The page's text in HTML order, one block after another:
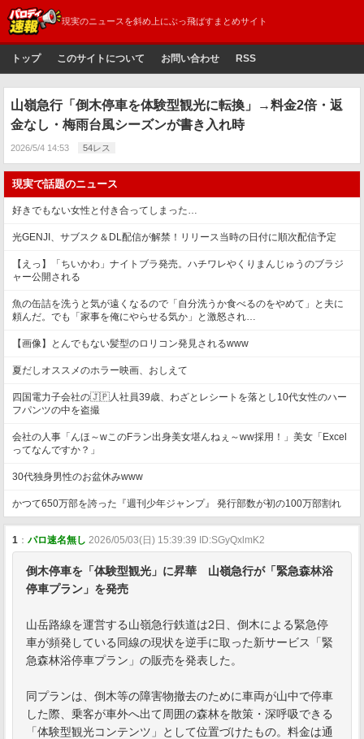
現実のニュースを斜め上にぶっ飛ばすまとめサイト
トップ このサイトについて お問い合わせ RSS
山嶺急行「倒木停車を体験型観光に転換」→料金2倍・返
金なし・梅雨台風シーズンが書き入れ時
2026/5/4 14:53 54レス
現実で話題のニュース
好きでもない女性と付き合ってしまった…
光GENJI、サブスク＆DL配信が解禁！リリース当時の日付に順次配信予定
【えっ】「ちいかわ」ナイトブラ発売。ハチワレやくりまんじゅうのブラジ
ャー公開される
魚の缶詰を洗うと気が遠くなるので「自分洗うか食べるのをやめて」と夫に
頼んだ。でも「家事を俺にやらせる気か」と激怒され…
【画像】とんでもない髪型のロリコン発見されるwww
夏だしオススメのホラー映画、おしえて
四国電力子会社の🇯🇵人社員39歳、わざとレシートを落とし10代女性のハー
フパンツの中を盗撮
会社の人事「んほ～wこのFラン出身美女堪んねぇ～ww採用！」美女「Excel
ってなんですか？」
30代独身男性のお盆休みwww
かつて650万部を誇った『週刊少年ジャンプ』 発行部数が初の100万部割れ
1 ： パロ速名無し 2026/05/03(日) 15:39:39 ID:SGyQxlmK2
倒木停車を「体験型観光」に昇華 山嶺急行が「緊急森林浴
停車プラン」を発売
山岳路線を運営する山嶺急行鉄道は2日、倒木による緊急停
車が頻発している同線の現状を逆手に取った新サービス「緊
急森林浴停車プラン」の販売を発表した。
同プランは、倒木等の障害物撤去のために車両が山中で停車
した際、乗客が車外へ出て周囲の森林を散策・深呼吸できる
「体験型観光コンテンツ」として位置づけたもの。料金は通